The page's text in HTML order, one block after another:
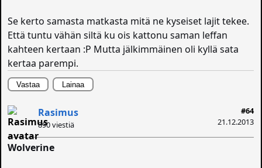
Se kerto samasta matkasta mitä ne kyseiset lajit tekee.
Että tuntu vähän siltä ku ois kattonu saman leffan
kahteen kertaan :P Mutta jälkimmäinen oli kyllä sata
kertaa parempi.
Vastaa Lainaa
#64
21.12.2013
Rasimus
890 viestiä
Wolverine